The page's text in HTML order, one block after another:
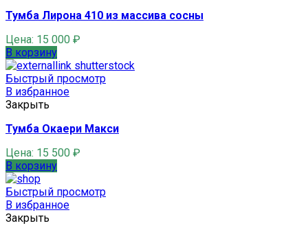
Тумба Лирона 410 из массива сосны
Цена: 15 000 ₽
В корзину
Быстрый просмотр
В избранное
Закрыть
Тумба Окаери Макси
Цена: 15 500 ₽
В корзину
Быстрый просмотр
В избранное
Закрыть